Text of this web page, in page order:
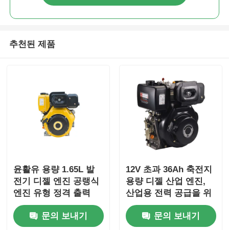
추천된 제품
윤활유 용량 1.65L 발
전기 디젤 엔진 공랭식
엔진 유형 정격 출력
6KW 고부하 전력 발전
기 엔진문의 보내기
12V 초과 36Ah 축전지
용량 디젤 산업 엔진,
산업용 전력 공급을 위
한 전체 치수
420×440×495 mm
문의 보내기